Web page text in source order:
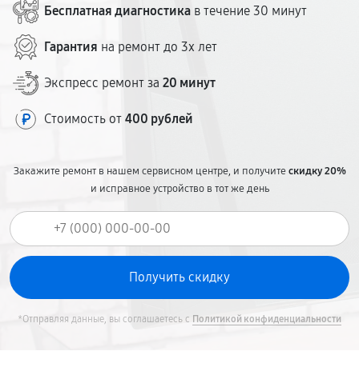
Бесплатная диагностика в течение 30 минут
Гарантия на ремонт до 3х лет
Экспресс ремонт за 20 минут
Стоимость от 400 рублей
Закажите ремонт в нашем сервисном центре, и получитескидку 20%
и исправное устройство в тот же день
*Отправляя данные, вы соглашаетесь с Политикой конфиденциальности